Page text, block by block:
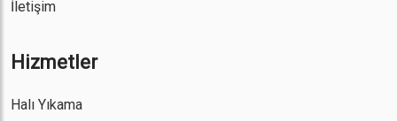
İletişim
Hizmetler
Halı Yıkama